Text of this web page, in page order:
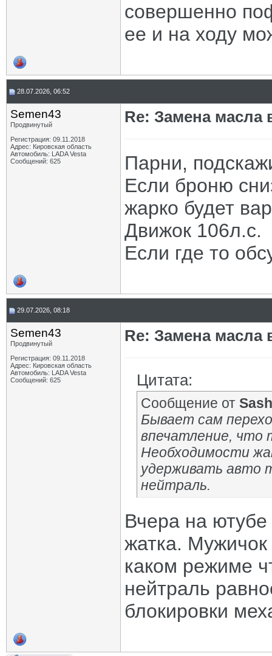
совершенно
ее и на ходу
28.07.2026, 06:52
Semen43
Продвинутый
Регистрация: 09.11.2018
Адрес: Кировская область
Автомобиль: LADA Vesta
Сообщений: 625
Re: Замена масла
Парни,
Если броню
жарко будет
Движок 106л.с.
Если где то
29.07.2026, 08:18
Semen43
Продвинутый
Регистрация: 09.11.2018
Адрес: Кировская область
Автомобиль: LADA Vesta
Сообщений: 625
Re: Замена масла
Цитата:
Сообщение от
Бывает сам
впечатление, что
Необходимости
удерживать авто
нейтраль.
Вчера на
жатка.
каком режиме
нейтраль
блокировки